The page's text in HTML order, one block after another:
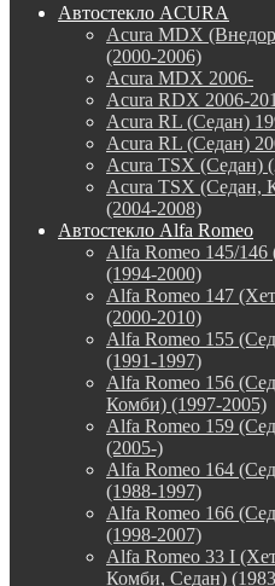
Автостекло ACURA
Acura MDX
(2000-2006)
Acura MDX 2006-
Acura RDX 2006-
Acura RL (Седан)
Acura RL (Седан)
Acura TSX (Седан)
Acura TSX (Седан,
(2004-2008)
Автостекло Alfa Romeo
Alfa Romeo 145/146
(1994-2000)
Alfa Romeo 147
(2000-2010)
Alfa Romeo 155
(1991-1997)
Alfa Romeo 156
Комби) (1997-2005)
Alfa Romeo 159
(2005-)
Alfa Romeo 164
(1988-1997)
Alfa Romeo 166
(1998-2007)
Alfa Romeo 33 I
Комби, Седан)